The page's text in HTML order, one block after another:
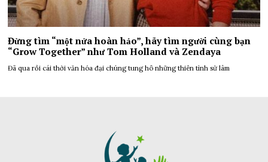
Đừng tìm “một nửa hoàn hảo”, hãy tìm người cùng bạn
“Grow Together” như Tom Holland và Zendaya
Đã qua rồi cái thời văn hóa đại chúng tung hô những thiên tình sử lâm